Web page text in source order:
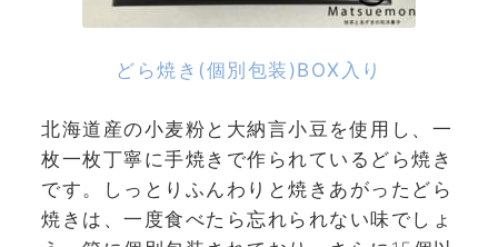
どら焼き(個別包装)BOX入り
北海道産の小麦粉と大納言小豆を使用し、一
枚一枚丁寧に手焼きで作られているどら焼き
です。しっとりふんわりと焼きあがったどら
焼きは、一度食べたら忘れられない味でしょ